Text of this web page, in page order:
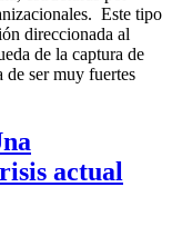
Este tipo
direccionada al
de la captura de
de ser muy fuertes
actual